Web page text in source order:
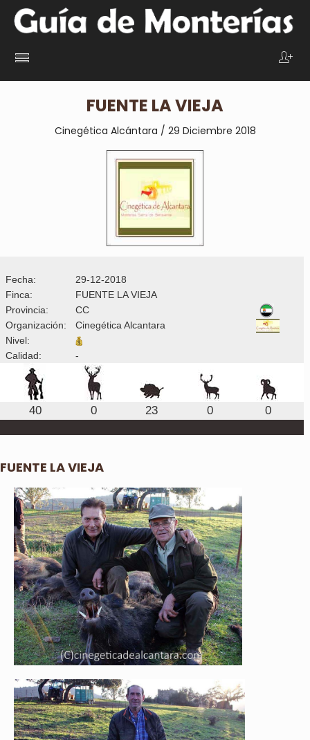
FUENTE LA VIEJA
Cinegética Alcántara / 29 Diciembre 2018
Fecha:
29-12-2018
Finca:
FUENTE LA VIEJA
Provincia:
CC
Organización:
Cinegética Alcantara
Nivel:
Calidad:
-
40 0 23 0 0
FUENTE LA VIEJA